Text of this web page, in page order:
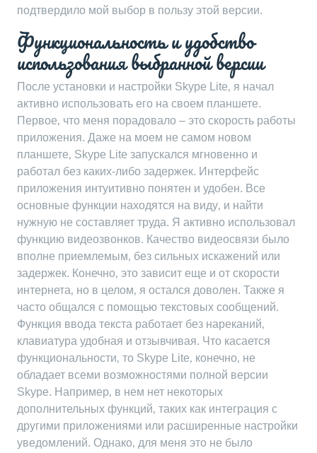
подтвердило мой выбор в пользу этой версии.
Функциональность и удобство
использования выбранной версии
После установки и настройки Skype Lite‚ я начал
активно использовать его на своем планшете.
Первое‚ что меня порадовало – это скорость работы
приложения. Даже на моем не самом новом
планшете‚ Skype Lite запускался мгновенно и
работал без каких-либо задержек. Интерфейс
приложения интуитивно понятен и удобен. Все
основные функции находятся на виду‚ и найти
нужную не составляет труда. Я активно использовал
функцию видеозвонков. Качество видеосвязи было
вполне приемлемым‚ без сильных искажений или
задержек. Конечно‚ это зависит еще и от скорости
интернета‚ но в целом‚ я остался доволен. Также я
часто общался с помощью текстовых сообщений.
Функция ввода текста работает без нареканий‚
клавиатура удобная и отзывчивая. Что касается
функциональности‚ то Skype Lite‚ конечно‚ не
обладает всеми возможностями полной версии
Skype. Например‚ в нем нет некоторых
дополнительных функций‚ таких как интеграция с
другими приложениями или расширенные настройки
уведомлений. Однако‚ для меня это не было